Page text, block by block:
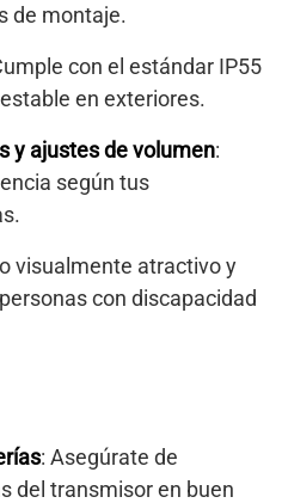
de montaje.
con el estándar IP55
en exteriores.
y ajustes de volumen:
según tus
visualmente atractivo y
con discapacidad
: Asegúrate de
del transmisor en buen